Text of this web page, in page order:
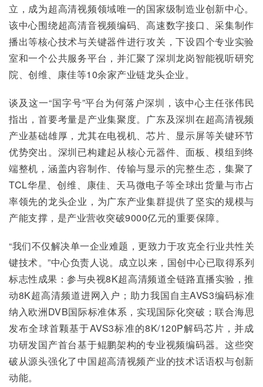
立，成为超高清视频领域唯一的国家级制造业创新中心。
该中心围绕超高清音视频编码、高速数字接口、采集制作
播出等核心技术与关键器件进行攻关，下设四个专业实验
室和一个公共服务平台，并汇聚了深圳龙岗智能视听研究
院、创维、康佳等10余家产业链龙头企业。
谈及这一“国字号”平台为何落户深圳，该中心主任张伟民
指出，首要考量是产业集聚度。广东及深圳在超高清视频
产业基础雄厚，尤其在电视机、芯片、显示屏等关键环节
优势突出。深圳已构建起从核心元器件、面板、模组到终
端整机，涵盖内容制作、传输与显示的完整生态，集聚了
TCL华星、创维、康佳、天马微电子等全球出货量与市占
率领先的龙头企业，为广东产业集群提供了坚实的规模与
产能支撑，是产业营收突破9000亿元的重要保障。
“我们不仅解决单一企业难题，更致力于攻克全行业共性关
键技术。”中心负责人说。成立以来，国创中心已取得系列
标志性成果：参与央视8K超高清频道全链路直播实验，推
动8K超高清频道进网入户；助力我国自主AVS3编码标准
纳入欧洲DVB国际标准体系，实现国际化突破；联合海思
发布全球首颗基于AVS3标准的8K/120P解码芯片，并成
功研发国产首台基于鲲鹏架构的专业视频编码器。这些突
破从源头强化了中国超高清视频产业的技术话语权与创新
动能。